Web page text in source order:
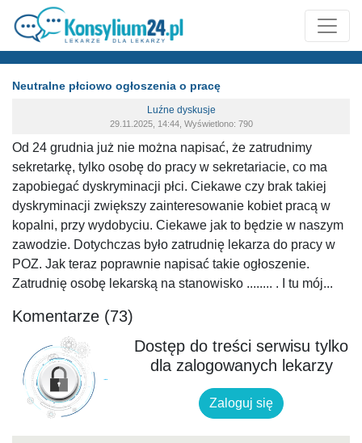
Neutralne płciowo ogłoszenia o pracę
Luźne dyskusje
29.11.2025, 14:44, Wyświetlono: 790
Od 24 grudnia już nie można napisać, że zatrudnimy
sekretarkę, tylko osobę do pracy w sekretariacie, co ma
zapobiegać dyskryminacji płci. Ciekawe czy brak takiej
dyskryminacji zwiększy zainteresowanie kobiet pracą w
kopalni, przy wydobyciu. Ciekawe jak to będzie w naszym
zawodzie. Dotychczas było zatrudnię lekarza do pracy w
POZ. Jak teraz poprawnie napisać takie ogłoszenie.
Zatrudnię osobę lekarską na stanowisko ........ . I tu mój...
Komentarze (73)
Dostęp do treści serwisu tylko
dla zalogowanych lekarzy
Zaloguj się